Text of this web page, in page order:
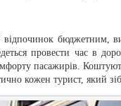
бюджетним,
провести час в
пасажирів.
кожен турист, який